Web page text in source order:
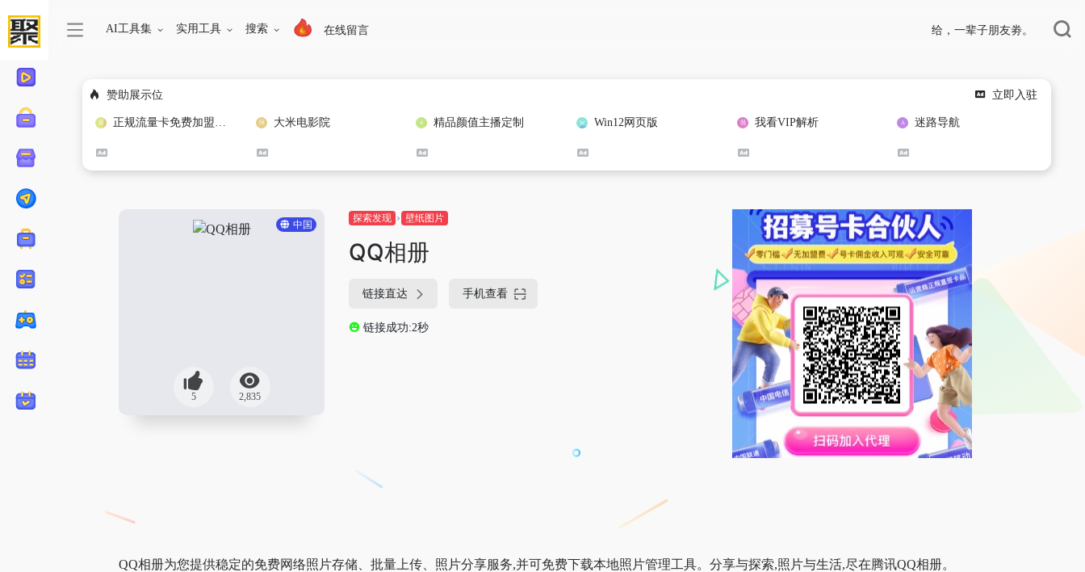
AI工具集 实用工具 搜索 在线留言 给，一辈子朋友劵。
赞助展示位 立即入驻
正规流量卡免费加盟合作 大米电影院 精品颜值主播定制 Win12网页版 我看VIP解析 迷路导航
中国
5 2,835
探索发现 壁纸图片
QQ相册
链接直达 手机查看
链接成功:2秒
QQ相册为您提供稳定的免费网络照片存储、批量上传、照片分享服务,并可免费下载本地照片管理工具。分享与探索,照片与生活,尽在腾讯QQ相册。